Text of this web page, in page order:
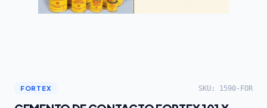
FORTEX SKU: 1590-FOR